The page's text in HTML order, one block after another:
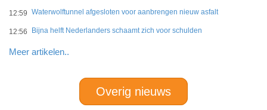
12:59 Waterwolftunnel afgesloten voor aanbrengen nieuw asfalt
12:56 Bijna helft Nederlanders schaamt zich voor schulden
Meer artikelen..
Overig nieuws